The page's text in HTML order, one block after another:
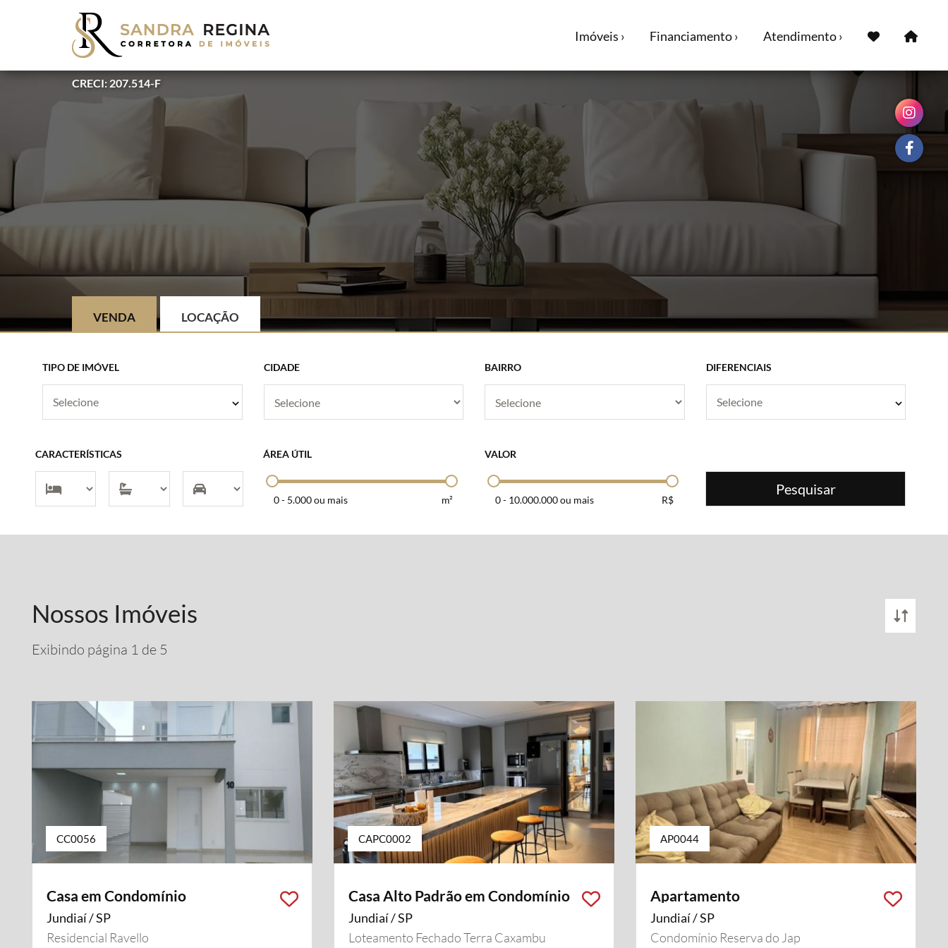
CRECI: 207.514-F
Imóveis › Financiamento › Atendimento ›
VENDA LOCAÇÃO
TIPO DE IMÓVEL
Selecione
CIDADE BAIRRO DIFERENCIAIS
Selecione
CARACTERÍSTICAS ÁREA ÚTIL
0 - 5.000 ou mais m²
VALOR
0- 10.000.000 ou mais R$
Pesquisar
Nossos Imóveis
Exibindo página 1 de 5
CC0056
Casa em Condomínio
Jundiaí / SP
Residencial Ravello
CAPC0002
Casa Alto Padrão em Condomínio
Jundiaí / SP
Loteamento Fechado Terra Caxambu
AP0044
Apartamento
Jundiaí / SP
Condomínio Reserva do Jap